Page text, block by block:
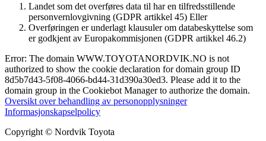
Landet som det overføres data til har en tilfredsstillende
personvernlovgivning (GDPR artikkel 45) Eller
Overføringen er underlagt klausuler om databeskyttelse som
er godkjent av Europakommisjonen (GDPR artikkel 46.2)
Error: The domain WWW.TOYOTANORDVIK.NO is not
authorized to show the cookie declaration for domain group ID
8d5b7d43-5f08-4066-bd44-31d390a30ed3. Please add it to the
domain group in the Cookiebot Manager to authorize the domain.
Oversikt over behandling av personopplysninger
Informasjonskapselpolicy
Copyright © Nordvik Toyota